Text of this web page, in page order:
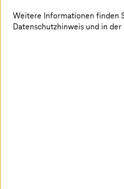
Weitere Informationen finden
Datenschutzhinweis und in